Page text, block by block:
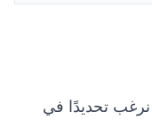
تحديدًا في